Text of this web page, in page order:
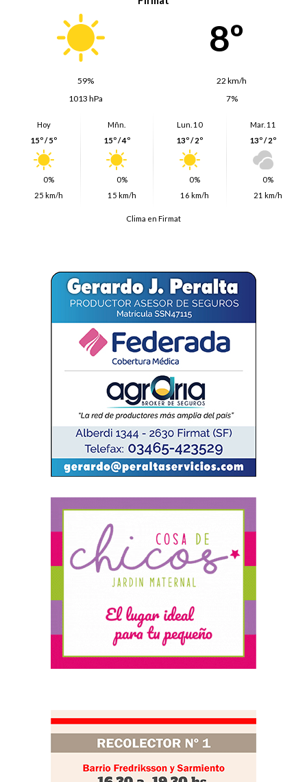
8º
59%
22 km/h
1013 hPa
7%
Hoy
15º / 5º
0%
25 km/h
Mñn.
15º / 4º
0%
15 km/h
Lun. 10
13º / 2º
0%
16 km/h
Mar. 11
13º / 2º
0%
21 km/h
Clima en Firmat